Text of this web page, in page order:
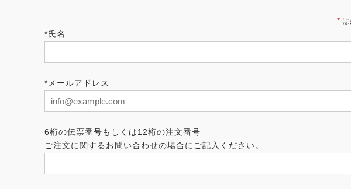
*
*氏名
*メールアドレス
6桁の伝票番号もしくは12桁の注文番号
ご注文に関するお問い合わせの場合にご記入ください。